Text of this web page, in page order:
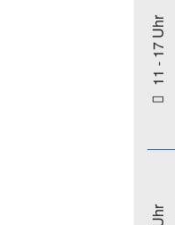
11 - 17 Uhr